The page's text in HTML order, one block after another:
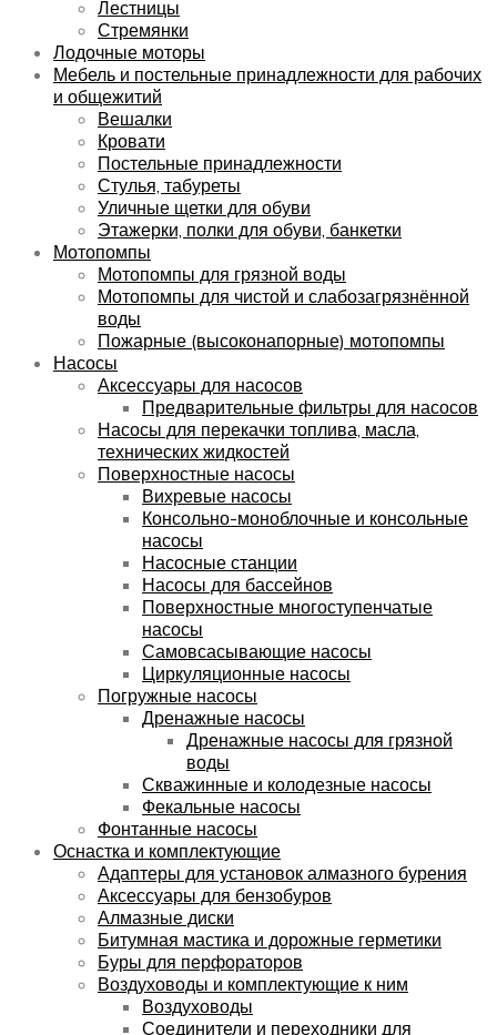
Лестницы
Стремянки
Лодочные моторы
Мебель и постельные принадлежности для рабочих
и общежитий
Вешалки
Кровати
Постельные принадлежности
Стулья, табуреты
Уличные щетки для обуви
Этажерки, полки для обуви, банкетки
Мотопомпы
Мотопомпы для грязной воды
Мотопомпы для чистой и слабозагрязнённой
воды
Пожарные (высоконапорные) мотопомпы
Насосы
Аксессуары для насосов
Предварительные фильтры для насосов
Насосы для перекачки топлива, масла,
технических жидкостей
Поверхностные насосы
Вихревые насосы
Консольно-моноблочные и консольные
насосы
Насосные станции
Насосы для бассейнов
Поверхностные многоступенчатые
насосы
Самовсасывающие насосы
Циркуляционные насосы
Погружные насосы
Дренажные насосы
Дренажные насосы для грязной
воды
Скважинные и колодезные насосы
Фекальные насосы
Фонтанные насосы
Оснастка и комплектующие
Адаптеры для установок алмазного бурения
Аксессуары для бензобуров
Алмазные диски
Битумная мастика и дорожные герметики
Буры для перфораторов
Воздуховоды и комплектующие к ним
Воздуховоды
Соединители и переходники для